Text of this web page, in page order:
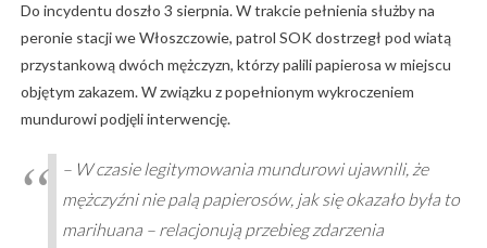
Do incydentu doszło 3 sierpnia. W trakcie pełnienia służby na
peronie stacji we Włoszczowie, patrol SOK dostrzegł pod wiatą
przystankową dwóch mężczyzn, którzy palili papierosa w miejscu
objętym zakazem. W związku z popełnionym wykroczeniem
mundurowi podjęli interwencję.
– W czasie legitymowania mundurowi ujawnili, że
mężczyźni nie palą papierosów, jak się okazało była to
marihuana – relacjonują przebieg zdarzenia